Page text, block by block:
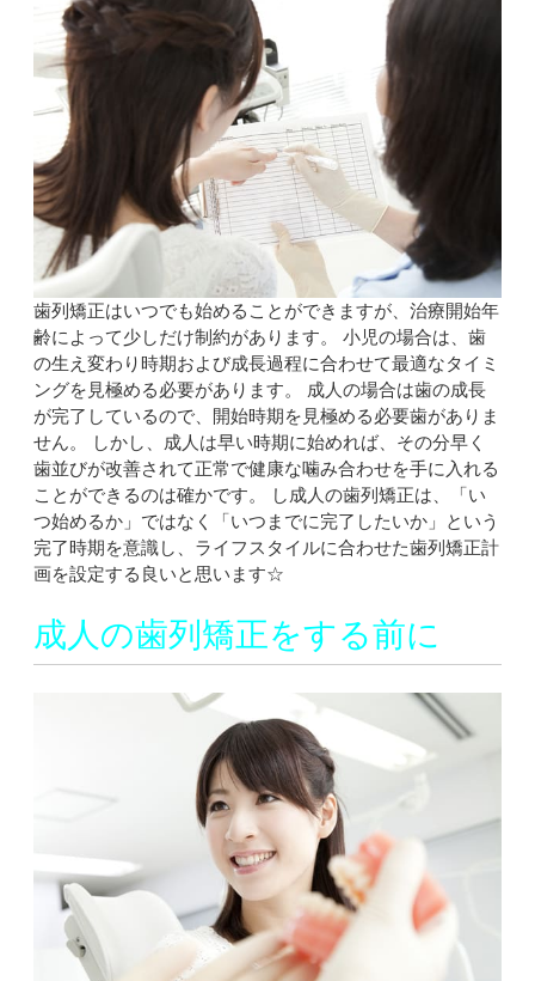
歯列矯正はいつでも始めることができますが、治療開始年
齢によって少しだけ制約があります。 小児の場合は、歯
の生え変わり時期および成長過程に合わせて最適なタイミ
ングを見極める必要があります。 成人の場合は歯の成長
が完了しているので、開始時期を見極める必要歯がありま
せん。 しかし、成人は早い時期に始めれば、その分早く
歯並びが改善されて正常で健康な噛み合わせを手に入れる
ことができるのは確かです。 し成人の歯列矯正は、「い
つ始めるか」ではなく「いつまでに完了したいか」という
完了時期を意識し、ライフスタイルに合わせた歯列矯正計
画を設定する良いと思います☆
成人の歯列矯正をする前に